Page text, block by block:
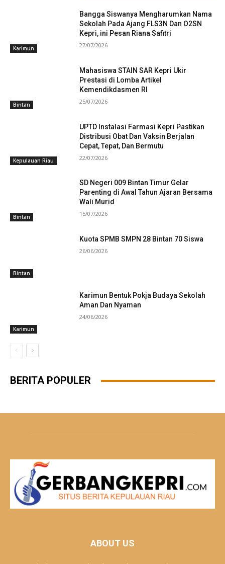
Karimun
Bangga Siswanya Mengharumkan Nama
Sekolah Pada Ajang FLS3N Dan O2SN
Kepri, ini Pesan Riana Safitri
27/07/2026
Bintan
Mahasiswa STAIN SAR Kepri Ukir
Prestasi di Lomba Artikel
Kemendikdasmen RI
25/07/2026
Kepulauan Riau
UPTD Instalasi Farmasi Kepri Pastikan
Distribusi Obat Dan Vaksin Berjalan
Cepat, Tepat, Dan Bermutu
22/07/2026
Bintan
SD Negeri 009 Bintan Timur Gelar
Parenting di Awal Tahun Ajaran Bersama
Wali Murid
15/07/2026
Bintan
Kuota SPMB SMPN 28 Bintan 70 Siswa
26/06/2026
Karimun
Karimun Bentuk Pokja Budaya Sekolah
Aman Dan Nyaman
24/06/2026
BERITA POPULER
ABOUT US